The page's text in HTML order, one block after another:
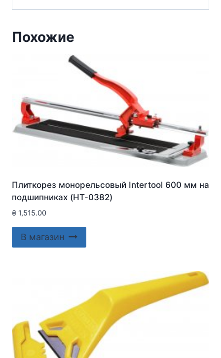
Похожие
Плиткорез монорельсовый Intertool 600 мм на
подшипниках (HT-0382)
₴ 1,515.00
В магазин